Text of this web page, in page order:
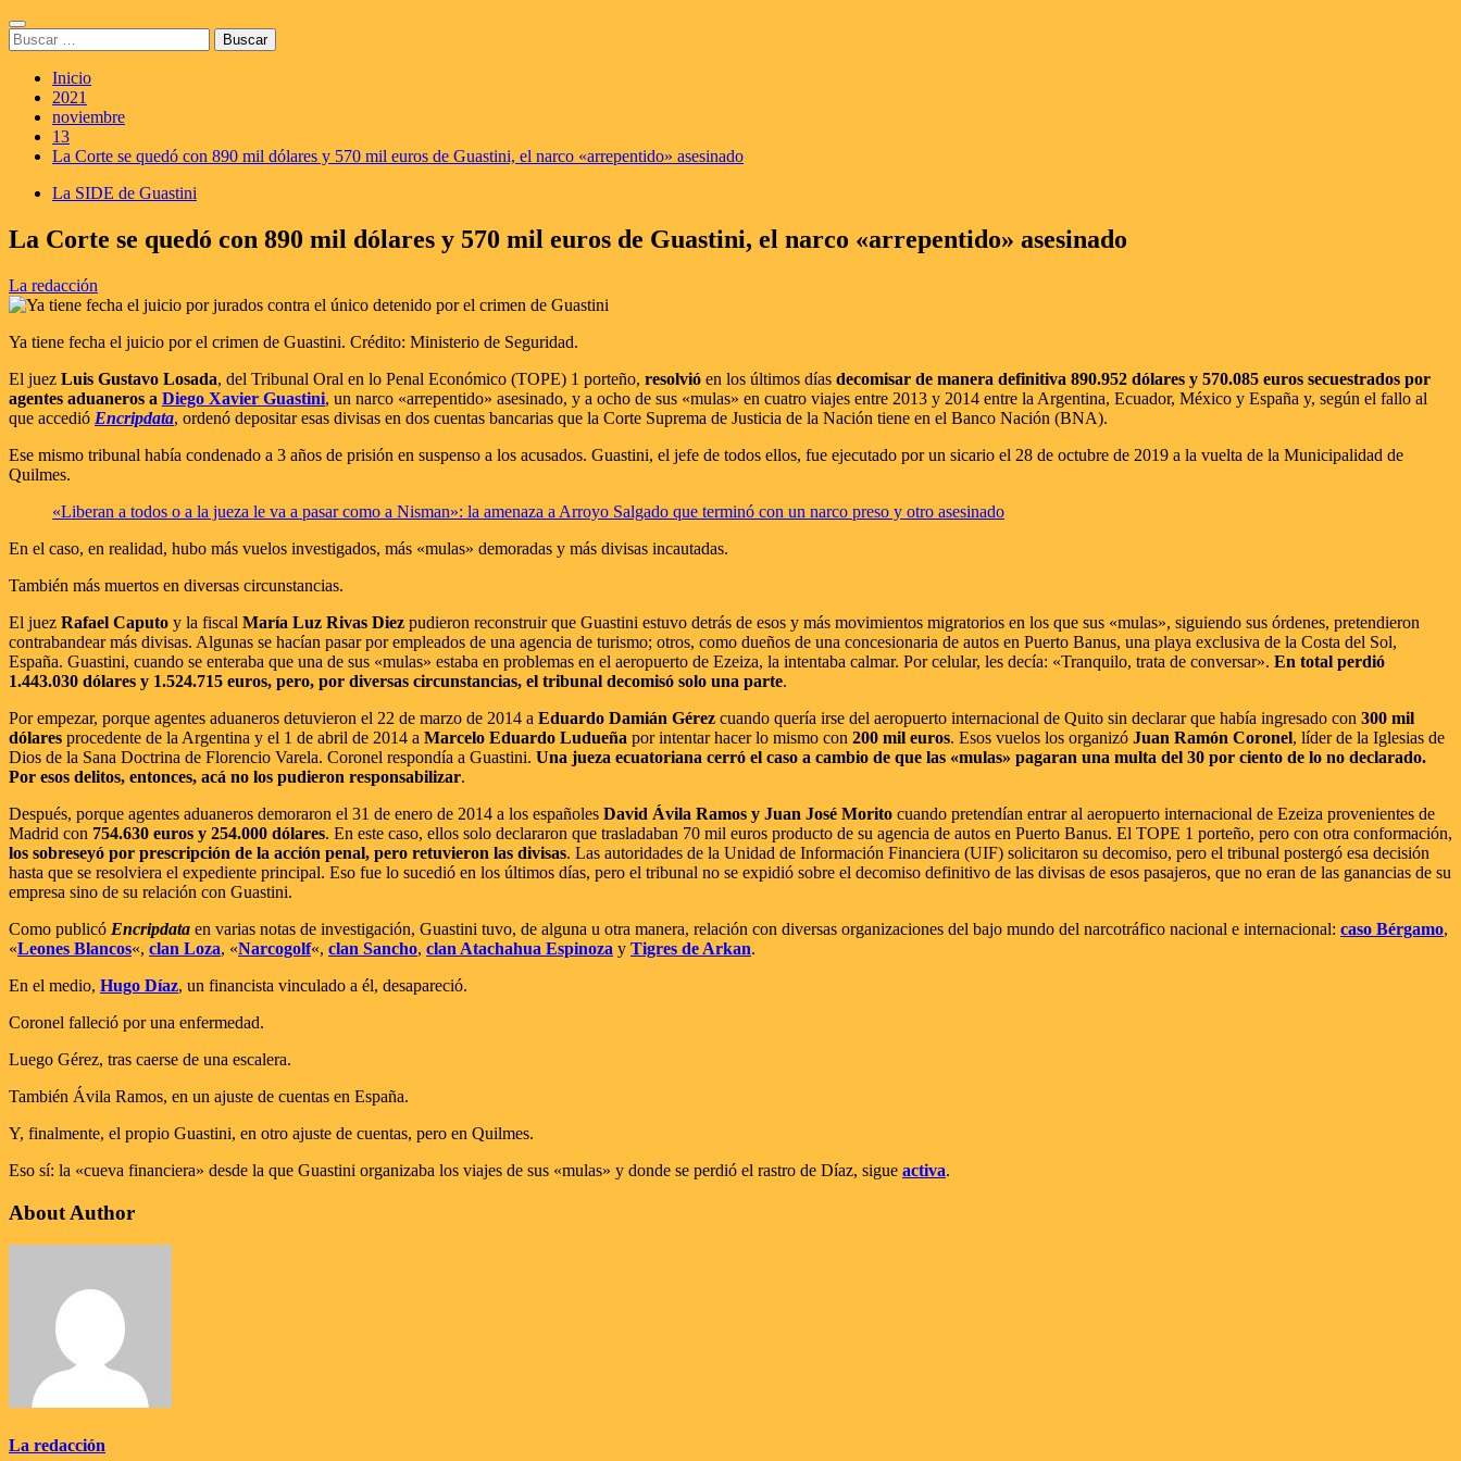
Saltar
al
contenido
Menú
principal
Buscar:
Inicio
2021
noviembre
13
La Corte se quedó con 890 mil dólares y 570 mil euros de Guastini, el narco «arrepentido» asesinado
La SIDE de Guastini
La Corte se quedó con 890 mil dólares y 570 mil euros de Guastini, el narco «arrepentido» asesinado
La redacción
Ya tiene fecha el juicio por el crimen de Guastini. Crédito: Ministerio de Seguridad.
El juez Luis Gustavo Losada, del Tribunal Oral en lo Penal Económico (TOPE) 1 porteño, resolvió en los últimos días decomisar de manera definitiva 890.952 dólares y 570.085 euros secuestrados por
agentes aduaneros a Diego Xavier Guastini, un narco «arrepentido» asesinado, y a ocho de sus «mulas» en cuatro viajes entre 2013 y 2014 entre la Argentina, Ecuador, México y España y, según el fallo al
que accedió Encripdata, ordenó depositar esas divisas en dos cuentas bancarias que la Corte Suprema de Justicia de la Nación tiene en el Banco Nación (BNA).
Ese mismo tribunal había condenado a 3 años de prisión en suspenso a los acusados. Guastini, el jefe de todos ellos, fue ejecutado por un sicario el 28 de octubre de 2019 a la vuelta de la Municipalidad de
Quilmes.
«Liberan a todos o a la jueza le va a pasar como a Nisman»: la amenaza a Arroyo Salgado que terminó con un narco preso y otro asesinado
En el caso, en realidad, hubo más vuelos investigados, más «mulas» demoradas y más divisas incautadas.
También más muertos en diversas circunstancias.
El juez Rafael Caputo y la fiscal María Luz Rivas Diez pudieron reconstruir que Guastini estuvo detrás de esos y más movimientos migratorios en los que sus «mulas», siguiendo sus órdenes, pretendieron
contrabandear más divisas. Algunas se hacían pasar por empleados de una agencia de turismo; otros, como dueños de una concesionaria de autos en Puerto Banus, una playa exclusiva de la Costa del Sol,
España. Guastini, cuando se enteraba que una de sus «mulas» estaba en problemas en el aeropuerto de Ezeiza, la intentaba calmar. Por celular, les decía: «Tranquilo, trata de conversar». En total perdió
1.443.030 dólares y 1.524.715 euros, pero, por diversas circunstancias, el tribunal decomisó solo una parte.
Por empezar, porque agentes aduaneros detuvieron el 22 de marzo de 2014 a Eduardo Damián Gérez cuando quería irse del aeropuerto internacional de Quito sin declarar que había ingresado con 300 mil
dólares procedente de la Argentina y el 1 de abril de 2014 a Marcelo Eduardo Ludueña por intentar hacer lo mismo con 200 mil euros. Esos vuelos los organizó Juan Ramón Coronel, líder de la Iglesias de
Dios de la Sana Doctrina de Florencio Varela. Coronel respondía a Guastini. Una jueza ecuatoriana cerró el caso a cambio de que las «mulas» pagaran una multa del 30 por ciento de lo no declarado.
Por esos delitos, entonces, acá no los pudieron responsabilizar.
Después, porque agentes aduaneros demoraron el 31 de enero de 2014 a los españoles David Ávila Ramos y Juan José Morito cuando pretendían entrar al aeropuerto internacional de Ezeiza provenientes de
Madrid con 754.630 euros y 254.000 dólares. En este caso, ellos solo declararon que trasladaban 70 mil euros producto de su agencia de autos en Puerto Banus. El TOPE 1 porteño, pero con otra conformación,
los sobreseyó por prescripción de la acción penal, pero retuvieron las divisas. Las autoridades de la Unidad de Información Financiera (UIF) solicitaron su decomiso, pero el tribunal postergó esa decisión
hasta que se resolviera el expediente principal. Eso fue lo sucedió en los últimos días, pero el tribunal no se expidió sobre el decomiso definitivo de las divisas de esos pasajeros, que no eran de las ganancias de su
empresa sino de su relación con Guastini.
Como publicó Encripdata en varias notas de investigación, Guastini tuvo, de alguna u otra manera, relación con diversas organizaciones del bajo mundo del narcotráfico nacional e internacional: caso Bérgamo,
«Leones Blancos«, clan Loza, «Narcogolf«, clan Sancho, clan Atachahua Espinoza y Tigres de Arkan.
En el medio, Hugo Díaz, un financista vinculado a él, desapareció.
Coronel falleció por una enfermedad.
Luego Gérez, tras caerse de una escalera.
También Ávila Ramos, en un ajuste de cuentas en España.
Y, finalmente, el propio Guastini, en otro ajuste de cuentas, pero en Quilmes.
Eso sí: la «cueva financiera» desde la que Guastini organizaba los viajes de sus «mulas» y donde se perdió el rastro de Díaz, sigue activa.
About Author
La redacción